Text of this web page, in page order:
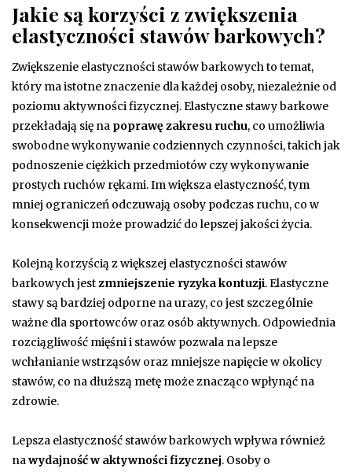
Jakie są korzyści z zwiększenia
elastyczności stawów barkowych?
Zwiększenie elastyczności stawów barkowych to temat,
który ma istotne znaczenie dla każdej osoby, niezależnie od
poziomu aktywności fizycznej. Elastyczne stawy barkowe
przekładają się na poprawę zakresu ruchu, co umożliwia
swobodne wykonywanie codziennych czynności, takich jak
podnoszenie ciężkich przedmiotów czy wykonywanie
prostych ruchów rękami. Im większa elastyczność, tym
mniej ograniczeń odczuwają osoby podczas ruchu, co w
konsekwencji może prowadzić do lepszej jakości życia.
Kolejną korzyścią z większej elastyczności stawów
barkowych jestzmniejszenie ryzyka kontuzji. Elastyczne
stawy są bardziej odporne na urazy, co jest szczególnie
ważne dla sportowców oraz osób aktywnych. Odpowiednia
rozciągliwość mięśni i stawów pozwala na lepsze
wchłanianie wstrząsów oraz mniejsze napięcie w okolicy
stawów, co na dłuższą metę może znacząco wpłynąć na
zdrowie.
Lepsza elastyczność stawów barkowych wpływa również
nawydajność w aktywności fizycznej. Osoby o